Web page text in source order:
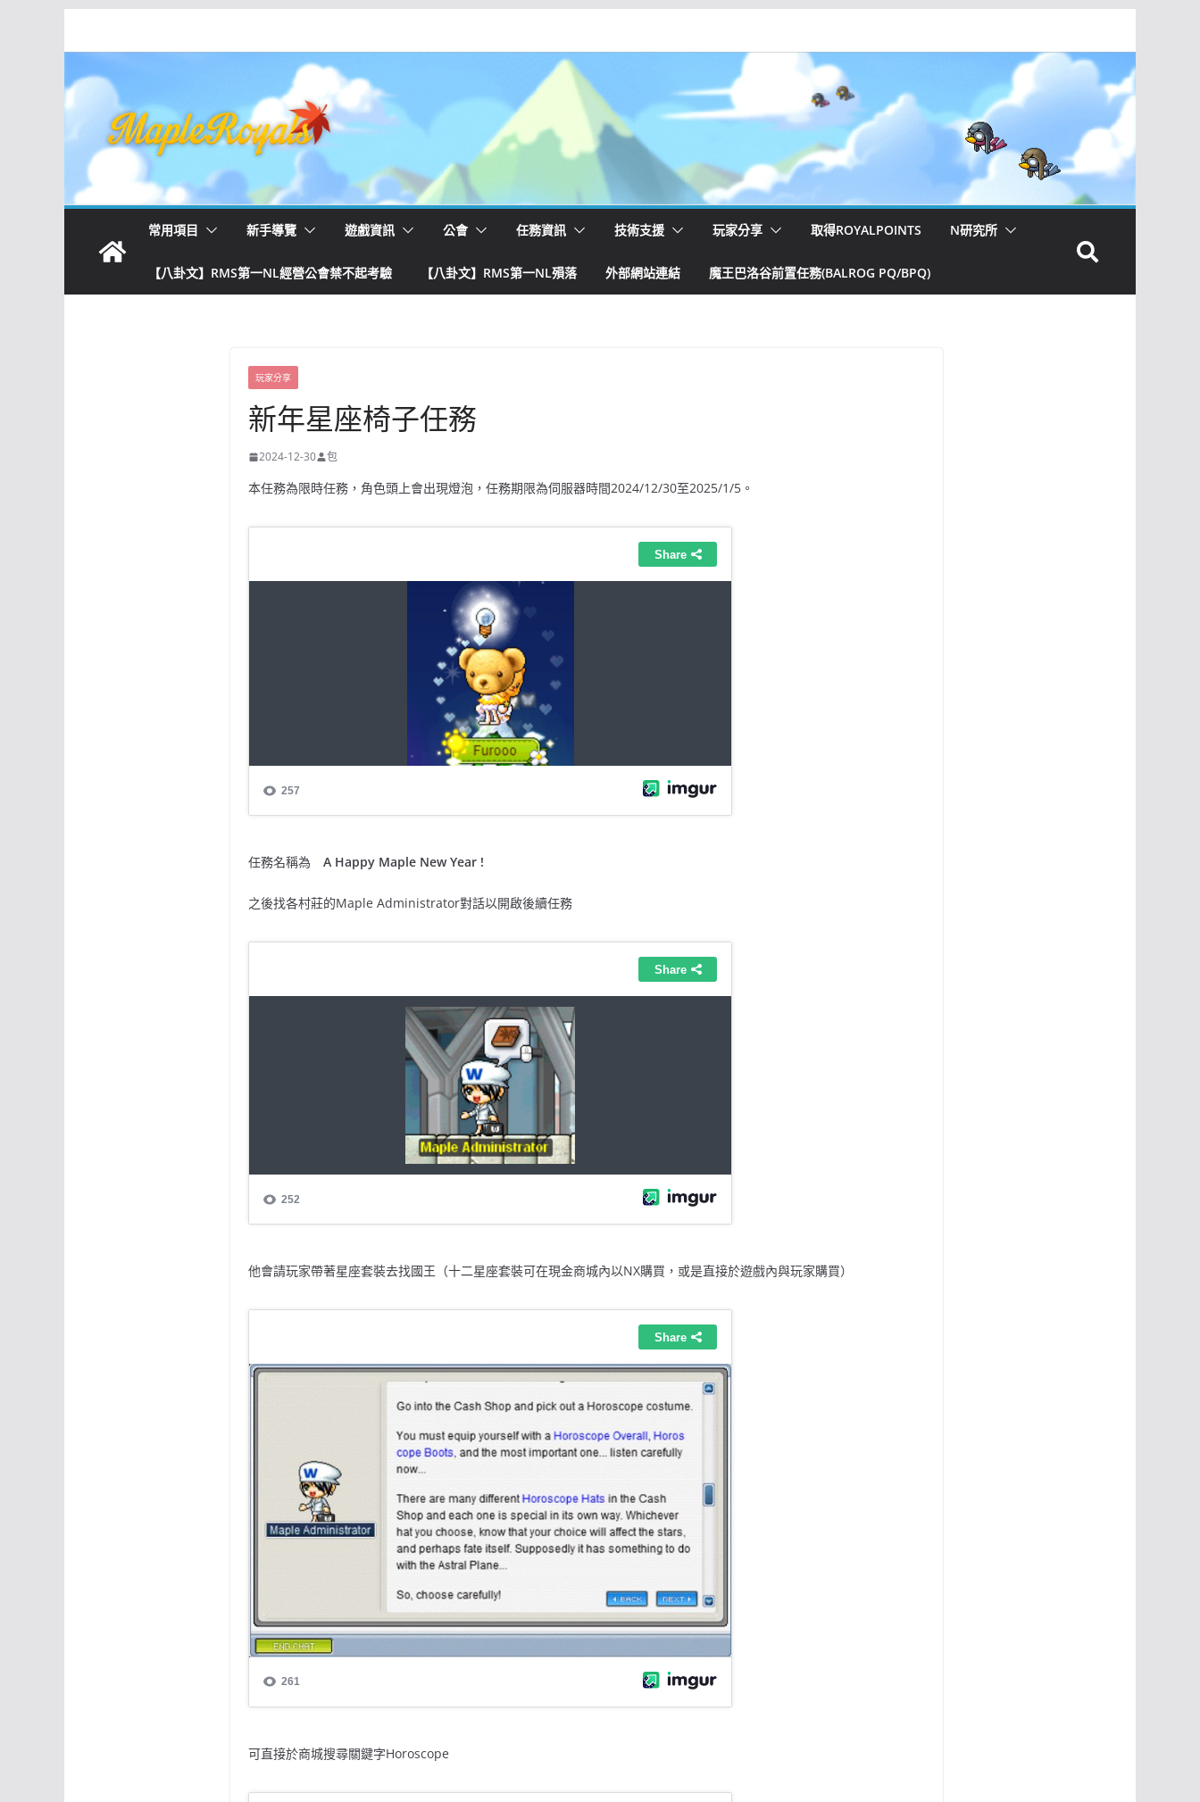
常用項目 新手導覽 遊戲資訊 公會 任務資訊 技術支援 玩家分享 取得ROYALPOINTS N研究所
【八卦文】RMS第一NL經營公會禁不起考驗 【八卦文】RMS第一NL殞落 外部網站連結 魔王巴洛谷前置任務(BALROG PQ/BPQ)
玩家分享
新年星座椅子任務
2024-12-30 包
本任務為限時任務，角色頭上會出現燈泡，任務期限為伺服器時間2024/12/30至2025/1/5。
任務名稱為 A Happy Maple New Year !
之後找各村莊的Maple Administrator對話以開啟後續任務
他會請玩家帶著星座套裝去找國王（十二星座套裝可在現金商城內以NX購買，或是直接於遊戲內與玩家購買）
可直接於商城搜尋關鍵字Horoscope